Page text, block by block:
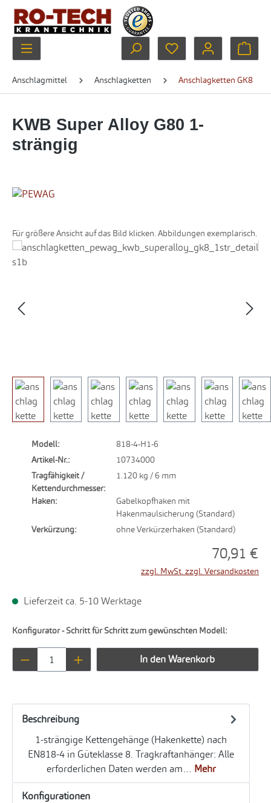
Zum Hauptinhalt springen
Du hast 0 Produkte
Anschlagmittel Anschlagketten Anschlagketten GK8
KWB Super Alloy G80 1-
strängig
Für größere Ansicht auf das Bild klicken. Abbildungen exemplarisch.
Bildergalerie überspringen
Modell:
818-4-H1-6
Artikel-Nr.:
10734000
Tragfähigkeit /
Kettendurchmesser:
1.120 kg / 6 mm
Haken:
Gabelkopfhaken mit
Hakenmaulsicherung (Standard)
Verkürzung:
ohne Verkürzerhaken (Standard)
70,91 €
zzgl. MwSt. zzgl. Versandkosten
Lieferzeit ca. 5-10 Werktage
Konfigurator - Schritt für Schritt zum gewünschten Modell:
Produkt Anzahl: Gib den gewünschten
In den Warenkorb
Beschreibung
1-strängige Kettengehänge (Hakenkette) nach
EN818-4 in Güteklasse 8. Tragkraftanhänger: Alle
erforderlichen Daten werden am… Mehr
Konfigurationen